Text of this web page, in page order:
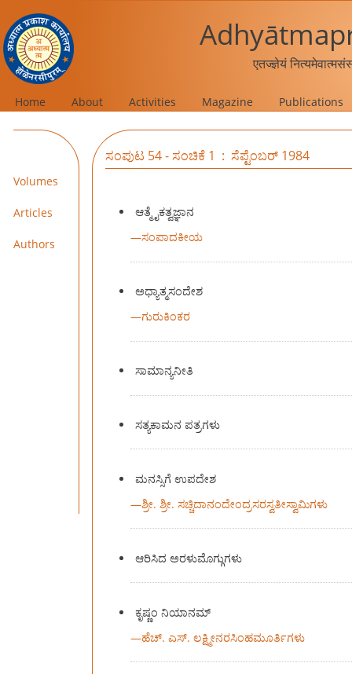
एतज्ज्ञेयं
Home About Activities Magazine Publications
Volumes
Articles
Authors
ಸಂಪುಟ 54 - ಸಂಚಿಕೆ 1 : ಸೆಪ್ಟೆಂಬರ್ 1984
ಆತ್ಮೈಕತ್ವಜ್ಞಾನ
—ಸಂಪಾದಕೀಯ
ಅಧ್ಯಾತ್ಮಸಂದೇಶ
—ಗುರುಕಿಂಕರ
ಸಾಮಾನ್ಯನೀತಿ
ಸತ್ಯಕಾಮನ ಪತ್ರಗಳು
ಮನಸ್ಸಿಗೆ ಉಪದೇಶ
—ಶ್ರೀ. ಶ್ರೀ. ಸಚ್ಚಿದಾನಂದೇಂದ್ರಸರಸ್ವತೀಸ್ವಾಮಿಗಳು
ಆರಿಸಿದ ಅರಳುಮೊಗ್ಗುಗಳು
ಕೃಷ್ಣಂ ನಿಯಾನಮ್
—ಹೆಚ್. ಎಸ್. ಲಕ್ಷ್ಮೀನರಸಿಂಹಮೂರ್ತಿಗಳು